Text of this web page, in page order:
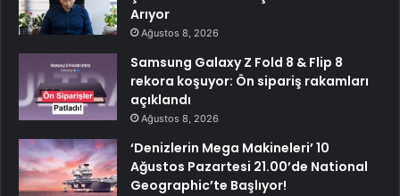
Arıyor
Ağustos 8, 2026
Samsung Galaxy Z Fold 8 & Flip 8
rekora koşuyor: Ön sipariş rakamları
açıklandı
Ağustos 8, 2026
‘Denizlerin Mega Makineleri’ 10
Ağustos Pazartesi 21.00’de National
Geographic’te Başlıyor!